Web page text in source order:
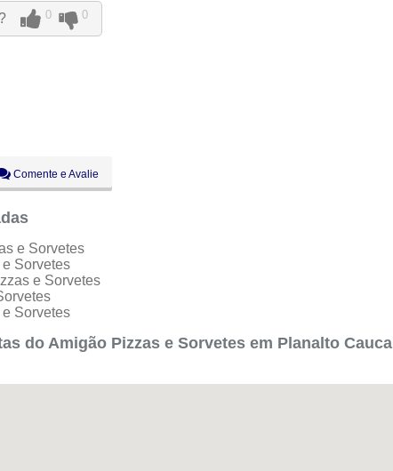
0 0
Comente e Avalie
e Sorvetes
Sorvetes
e Sorvetes
Sorvetes
do Amigão Pizzas e Sorvetes em Planalto